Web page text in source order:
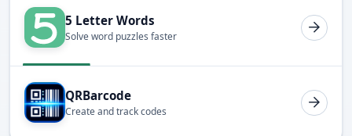
5 Letter Words
Solve word puzzles faster
QRBarcode
Create and track codes